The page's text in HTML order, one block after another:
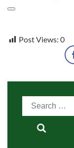
Post Views: 0
Search
for: